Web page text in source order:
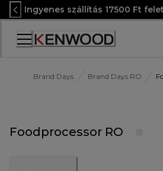
Skip
to
Content
Ingyenes szállítás 17500 Ft
Accessibility
Brand Days Brand Days RO
Foodprocessor RO